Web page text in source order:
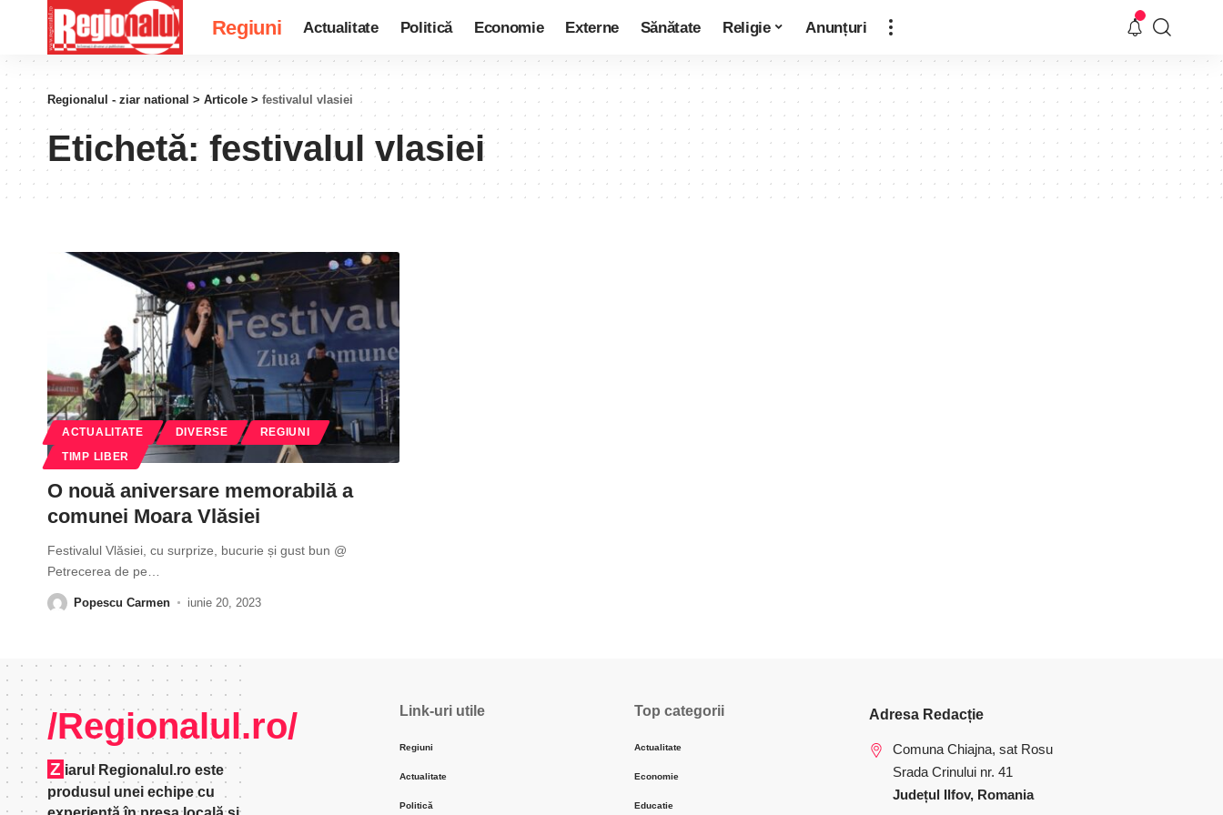
Regiuni Actualitate Politică Economie Externe Sănătate Religie Anunțuri
Regionalul - ziar national > Articole > festivalul vlasiei
Etichetă: festivalul vlasiei
ACTUALITATE DIVERSE REGIUNI
TIMP LIBER
O nouă aniversare memorabilă a
comunei Moara Vlăsiei
Festivalul Vlăsiei, cu surprize, bucurie și gust bun @
Petrecerea de pe
Popescu Carmen iunie 20, 2023
/Regionalul.ro/
Z iarul Regionalul.ro este
produsul unei echipe cu
Link-uri utile
Regiuni
Actualitate
Politică
Top categorii
Actualitate
Economie
Educatie
Adresa Redacție
Comuna Chiajna, sat Rosu
Srada Crinului nr. 41
Județul Ilfov, Romania